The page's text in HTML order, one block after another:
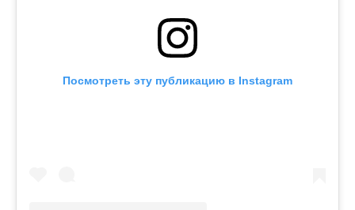
Посмотреть эту публикацию в Instagram